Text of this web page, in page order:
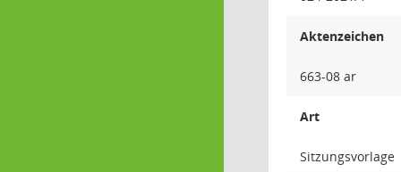
Aktenzeichen
663-08 ar
Art
Sitzungsvorlage